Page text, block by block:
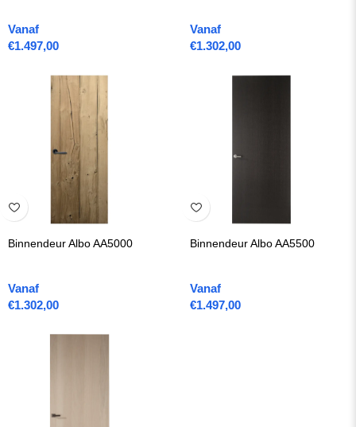
Vanaf
€1.497,00
Vanaf
€1.302,00
Binnendeur Albo AA5000
Vanaf
€1.302,00
Binnendeur Albo AA5500
Vanaf
€1.497,00